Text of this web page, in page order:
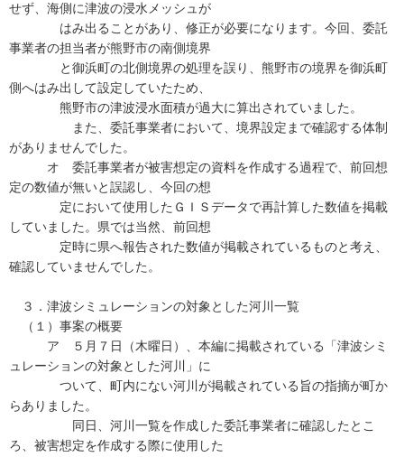
せず、海側に津波の浸水メッシュが
はみ出ることがあり、修正が必要になります。今回、委託
事業者の担当者が熊野市の南側境界
と御浜町の北側境界の処理を誤り、熊野市の境界を御浜町
側へはみ出して設定していたため、
熊野市の津波浸水面積が過大に算出されていました。
また、委託事業者において、境界設定まで確認する体制
がありませんでした。
オ 委託事業者が被害想定の資料を作成する過程で、前回想
定の数値が無いと誤認し、今回の想
定において使用したＧＩＳデータで再計算した数値を掲載
していました。県では当然、前回想
定時に県へ報告された数値が掲載されているものと考え、
確認していませんでした。
３．津波シミュレーションの対象とした河川一覧
（１）事案の概要
ア ５月７日（木曜日）、本編に掲載されている「津波シミ
ュレーションの対象とした河川」に
ついて、町内にない河川が掲載されている旨の指摘が町か
らありました。
同日、河川一覧を作成した委託事業者に確認したとこ
ろ、被害想定を作成する際に使用した